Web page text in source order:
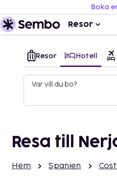
Boka
Resor
Resor Hotell
Var vill du bo?
Resa till
Hem Spanien